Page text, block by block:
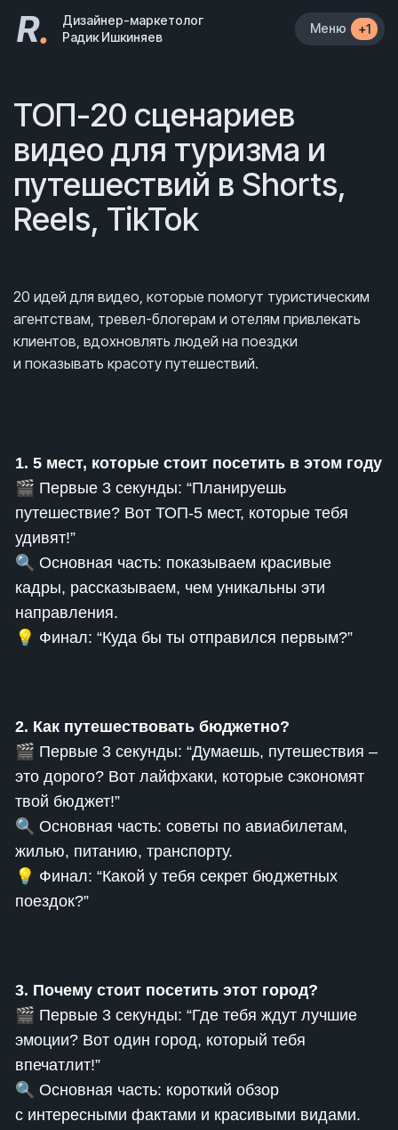
R.
Дизайнер-маркетолог
Радик Ишкиняев
Меню +1
ТОП-20 сценариев
видео для туризма и
путешествий в Shorts,
Reels, TikTok
20 идей для видео, которые помогут туристическим
агентствам, тревел-блогерам и отелям привлекать
клиентов, вдохновлять людей на поездки
и показывать красоту путешествий.
1. 5 мест, которые стоит посетить в этом году
🎬 Первые 3 секунды: “Планируешь
путешествие? Вот ТОП-5 мест, которые тебя
удивят!”
🔍 Основная часть: показываем красивые
кадры, рассказываем, чем уникальны эти
направления.
💡 Финал: “Куда бы ты отправился первым?”
2. Как путешествовать бюджетно?
🎬 Первые 3 секунды: “Думаешь, путешествия –
это дорого? Вот лайфхаки, которые сэкономят
твой бюджет!”
🔍 Основная часть: советы по авиабилетам,
жилью, питанию, транспорту.
💡 Финал: “Какой у тебя секрет бюджетных
поездок?”
3. Почему стоит посетить этот город?
🎬 Первые 3 секунды: “Где тебя ждут лучшие
эмоции? Вот один город, который тебя
впечатлит!”
🔍 Основная часть: короткий обзор
с интересными фактами и красивыми видами.